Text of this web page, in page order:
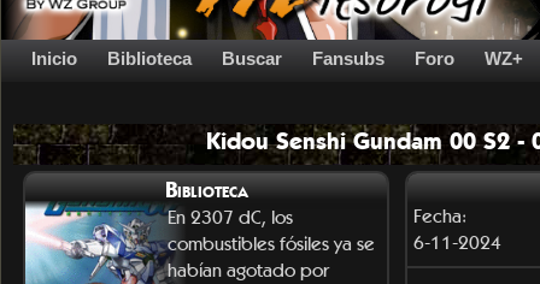
Inicio Biblioteca Buscar Fansubs Foro WZ+
Kidou Senshi Gundam 00 S2 -
Biblioteca
En 2307 dC, los
combustibles fósiles ya se
habían agotado por
Fecha:
6-11-2024